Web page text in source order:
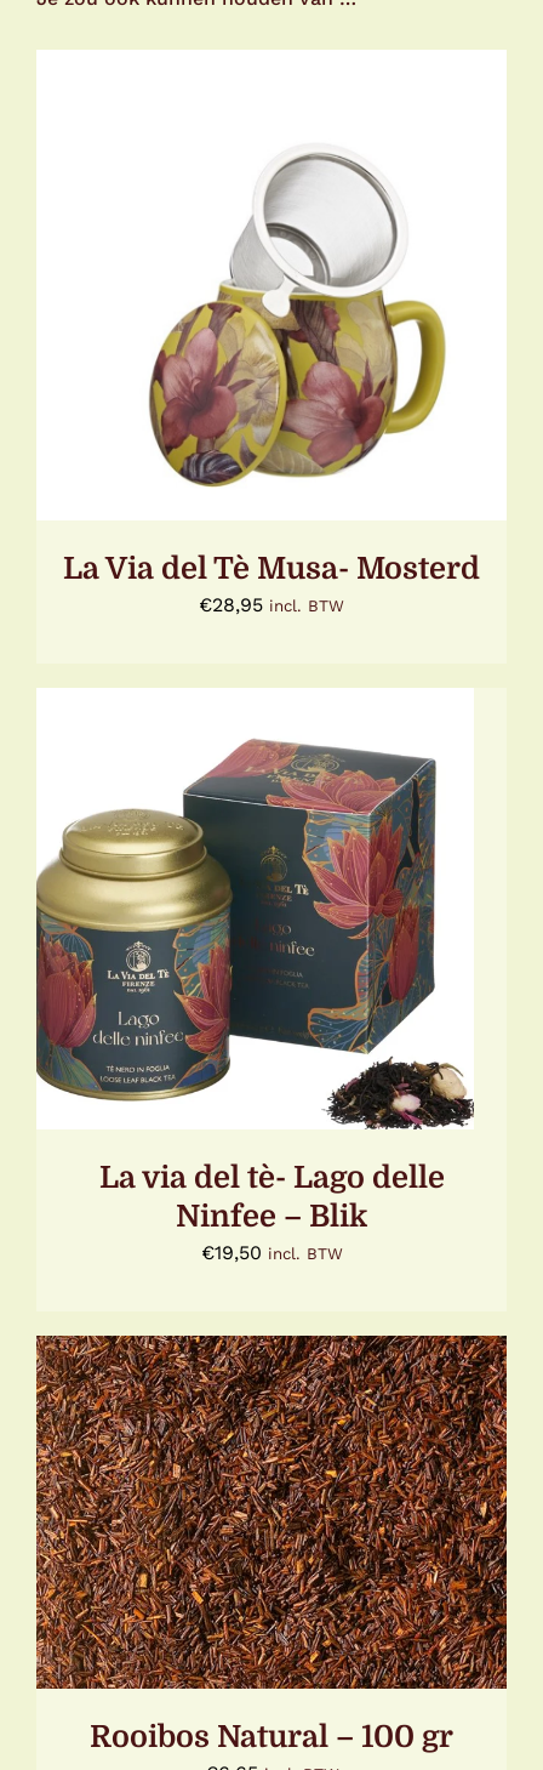
TOEVOEGEN AAN WINKELWAGEN
DETAILS
La Via del Tè Musa- Mosterd
€28,95 incl. BTW
TOEVOEGEN AAN WINKELWAGEN
/
DETAILS
La via del tè- Lago delle
Ninfee – Blik
€19,50 incl. BTW
TOEVOEGEN AAN WINKELWAGEN
/
DETAILS
Rooibos Natural – 100 gr